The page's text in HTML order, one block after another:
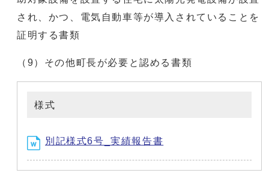
され、かつ、電気自動車等が導入されていることを
証明する書類
（9）その他町長が必要と認める書類
様式
別記様式6号_実績報告書